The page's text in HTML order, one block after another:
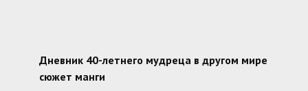
Дневник 40-летнего мудреца в другом мире
сюжет манги